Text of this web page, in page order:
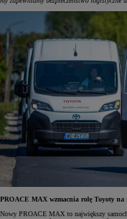
PROACE MAX wzmacnia rolę Toyoty
Nowy PROACE MAX to największy